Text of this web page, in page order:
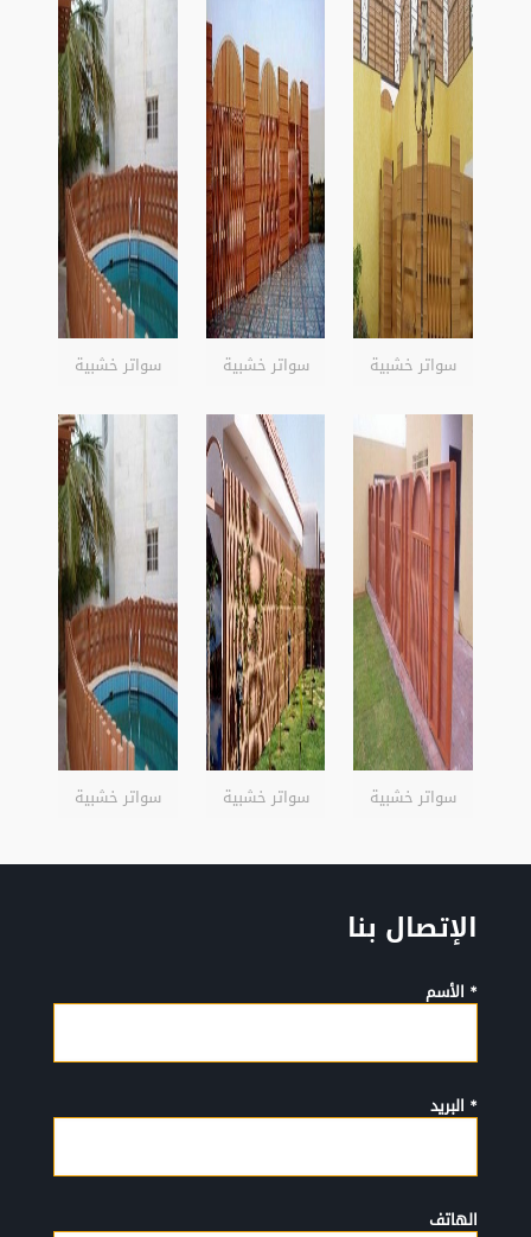
سواتر خشبية سواتر خشبية سواتر خشبية
سواتر خشبية سواتر خشبية سواتر خشبية
الإتصال بنا
* الأسم
* البريد
الهاتف